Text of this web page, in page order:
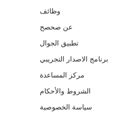
وظائف
عن صحصح
تطبيق الجوال
برنامج الاصدار التجريبي
مركز المساعدة
الشروط والأحكام
سياسة الخصوصية